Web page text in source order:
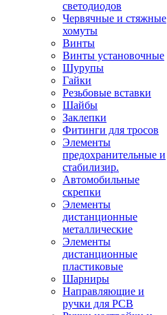
светодиодов
Червячные и стяжные
хомуты
Винты
Винты установочные
Шурупы
Гайки
Резьбовые вставки
Шайбы
Заклепки
Фитинги для тросов
Элементы
предохранительные и
стабилизир.
Автомобильные
скрепки
Элементы
дистанционные
металлические
Элементы
дистанционные
пластиковые
Шарниры
Направляющие и
ручки для PCB